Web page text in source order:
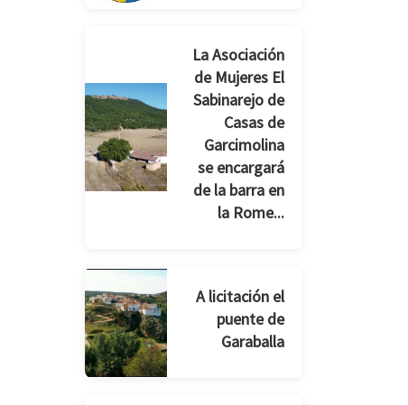
La Asociación
de Mujeres El
Sabinarejo de
Casas de
Garcimolina
se encargará
de la barra en
la Rome...
A licitación el
puente de
Garaballa